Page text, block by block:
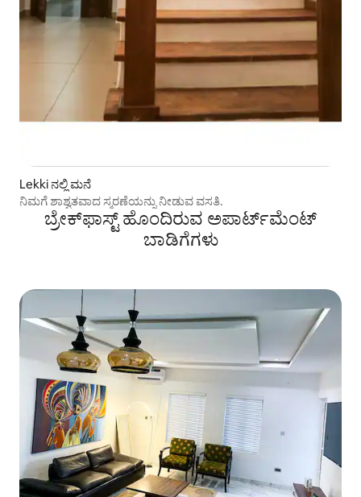
Lekki ನಲ್ಲಿ ಮನೆ
ನಿಮಗೆ ಶಾಶ್ವತವಾದ ಸ್ಮರಣೆಯನ್ನು ನೀಡುವ ವಸತಿ.
ಬ್ರೇಕ್‍ಫಾಸ್ಟ್ ಹೊಂದಿರುವ ಅಪಾರ್ಟ್‌ಮೆಂಟ್
ಬಾಡಿಗೆಗಳು